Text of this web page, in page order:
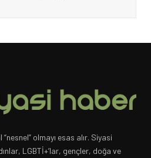
olmayı esas alır. Siyasi
LGBTİ+’lar, gençler, doğa ve